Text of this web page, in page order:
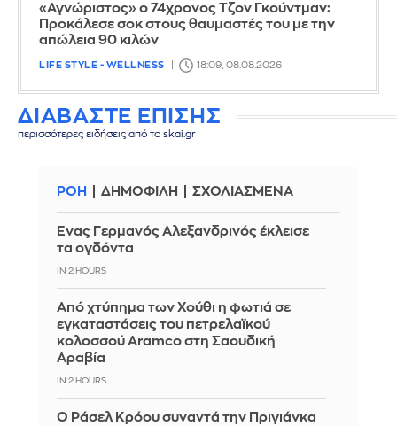
«Αγνώριστος» ο 74χρονος Τζον Γκούντμαν:
Προκάλεσε σοκ στους θαυμαστές του με την
απώλεια 90 κιλών
LIFE STYLE - WELLNESS 18:09, 08.08.2026
ΔΙΑΒΑΣΤΕ ΕΠΙΣΗΣ
περισσότερες ειδήσεις από το skai.gr
ΡΟΗ ΔΗΜΟΦΙΛΗ ΣΧΟΛΙΑΣΜΕΝΑ
Ένας Γερμανός Αλεξανδρινός έκλεισε
τα ογδόντα
IN 2 HOURS
Από χτύπημα των Χούθι η φωτιά σε
εγκαταστάσεις του πετρελαϊκού
κολοσσού Aramco στη Σαουδική
Αραβία
IN 2 HOURS
Ο Ράσελ Κρόου συναντά την Πριγιάνκα